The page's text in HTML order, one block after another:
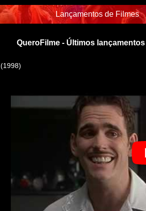
Lançamentos de Filmes
QueroFilme - Últimos
(1998)